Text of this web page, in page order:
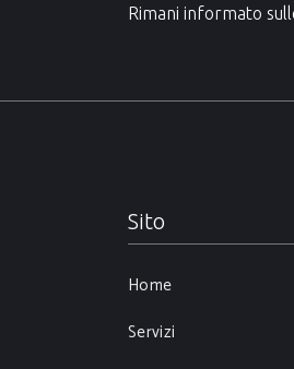
Rimani informato
Sito
Home
Servizi